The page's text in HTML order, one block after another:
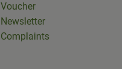
Voucher
Newsletter
Complaints